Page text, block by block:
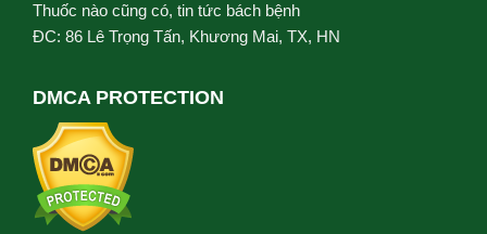
Thuốc nào cũng có, tin tức bách bệnh
ĐC: 86 Lê Trọng Tấn, Khương Mai, TX, HN
DMCA PROTECTION